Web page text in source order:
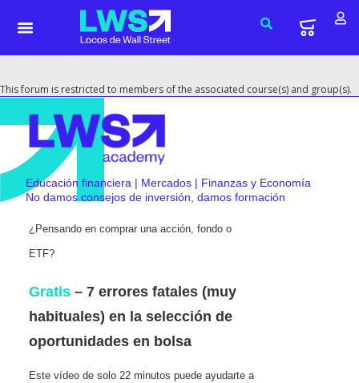
This forum is restricted to members of the associated course(s) and group(s).
Educación financiera | Mercados | Finanzas y Economía
No damos consejos de inversión, damos formación
¿Pensando en comprar una acción, fondo o
ETF?
Gratis – 7 errores fatales (muy
habituales) en la selección de
oportunidades en bolsa
Este vídeo de solo 22 minutos puede ayudarte a